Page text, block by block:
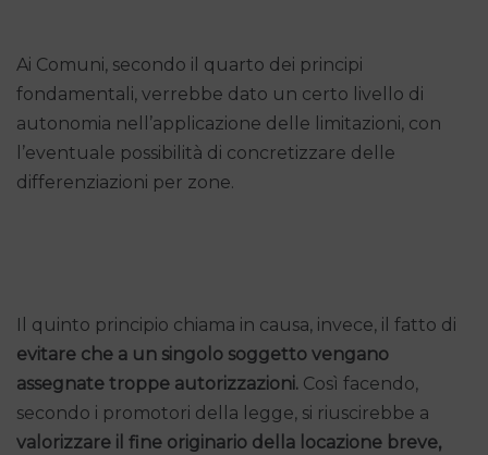
Ai Comuni, secondo il quarto dei principi
fondamentali, verrebbe dato un certo livello di
autonomia nell’applicazione delle limitazioni, con
l’eventuale possibilità di concretizzare delle
differenziazioni per zone.
Il quinto principio chiama in causa, invece, il fatto di
evitare che a un singolo soggetto vengano
assegnate troppe autorizzazioni. Così facendo,
secondo i promotori della legge, si riuscirebbe a
valorizzare il fine originario della locazione breve,